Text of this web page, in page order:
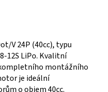
V 24P (40cc), typu
12S LiPo. Kvalitní
montážního
je ideální
o objem 40cc.